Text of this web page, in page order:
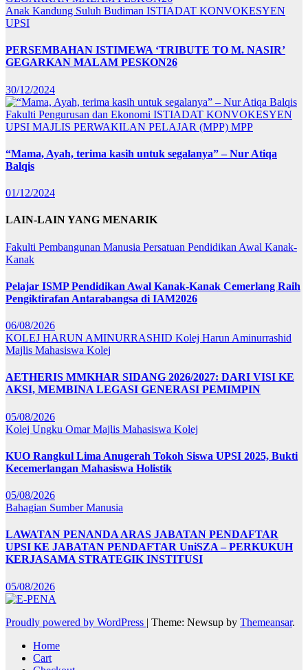
Anak Kandung Suluh Budiman ISTIADAT KONVOKESYEN
UPSI
PERSEMBAHAN ISTIMEWA ‘TRIBUTE TO M. NASIR’
GEGARKAN MALAM PESKON26
30/12/2024
Fakulti Pengurusan dan Ekonomi ISTIADAT KONVOKESYEN
UPSI MAJLIS PERWAKILAN PELAJAR (MPP) MPP
“Mama, Ayah, terima kasih untuk segalanya” – Nur Atiqa
Balqis
01/12/2024
LAIN-LAIN YANG MENARIK
Fakulti Pembangunan Manusia Persatuan Pendidikan Awal Kanak-
Kanak
Pelajar ISMP Pendidikan Awal Kanak-Kanak Cemerlang Raih
Pengiktirafan Antarabangsa di IAM2026
06/08/2026
KOLEJ HARUN AMINURRASHID Kolej Harun Aminurrashid
Majlis Mahasiswa Kolej
AETHERIS MMKHAR SIDANG 2026/2027: DARI VISI KE
AKSI, MEMBINA LEGASI GENERASI PEMIMPIN
05/08/2026
Kolej Ungku OmarMajlis Mahasiswa Kolej
KUO Rangkul Lima Anugerah Tokoh Siswa UPSI 2025, Bukti
Kecemerlangan Mahasiswa Holistik
05/08/2026
Bahagian Sumber Manusia
LAWATAN PENANDA ARAS JABATAN PENDAFTAR
UPSI KE JABATAN PENDAFTAR UniSZA – PERKUKUH
KERJASAMA STRATEGIK INSTITUSI
05/08/2026
Proudly powered by WordPress | Theme: Newsup by Themeansar.
Home
Cart